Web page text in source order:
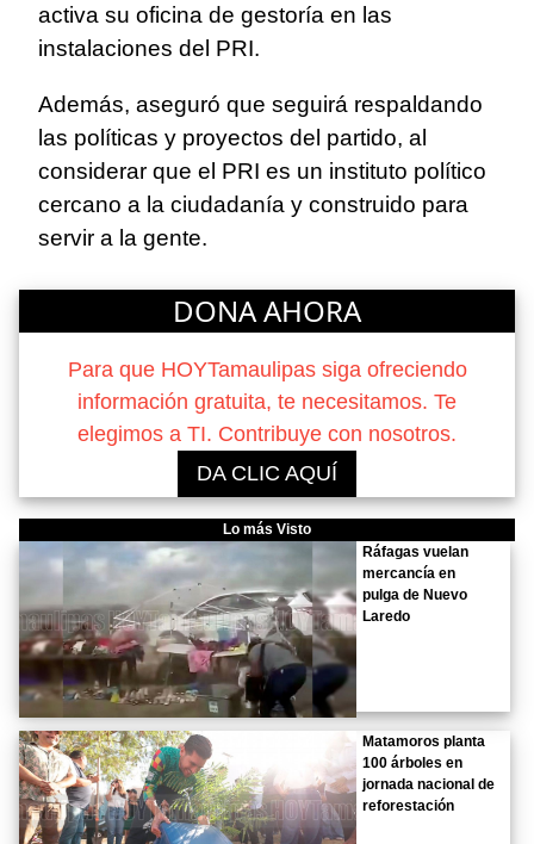
activa su oficina de gestoría en las
instalaciones del PRI.
Además, aseguró que seguirá respaldando
las políticas y proyectos del partido, al
considerar que el PRI es un instituto político
cercano a la ciudadanía y construido para
servir a la gente.
DONA AHORA
Para que HOYTamaulipas siga ofreciendo
información gratuita, te necesitamos. Te
elegimos a TI. Contribuye con nosotros.
DA CLIC AQUÍ
Lo más Visto
Ráfagas vuelan
mercancía en
pulga de Nuevo
Laredo
Matamoros planta
100 árboles en
jornada nacional de
reforestación